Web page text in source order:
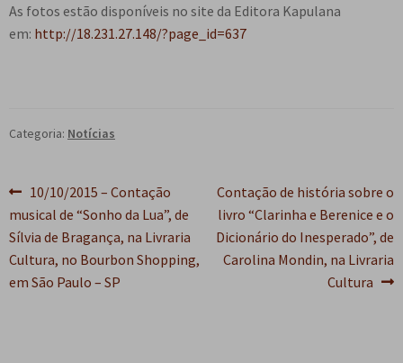
As fotos estão disponíveis no site da Editora Kapulana
em: http://18.231.27.148/?page_id=637
Categoria: Notícias
Navegação
de
Post
Post
anterior:
10/10/2015 – Contação
musical de “Sonho da Lua”, de
Sílvia de Bragança, na Livraria
Cultura, no Bourbon Shopping,
em São Paulo – SP
Próximo
post:
Contação de história sobre o
livro “Clarinha e Berenice e o
Dicionário do Inesperado”, de
Carolina Mondin, na Livraria
Cultura